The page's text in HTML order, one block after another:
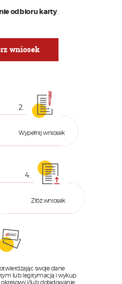
odbioru karty.
wniosek
2.
Wypełnij wniosek
4.
Złóż wniosek
swoje dane
lub legitymacją i wykup
i/lub doładowanie